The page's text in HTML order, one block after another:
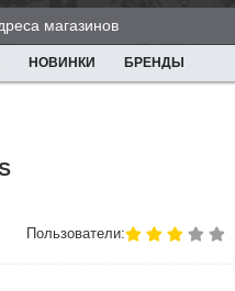
магазинов
НОВИНКИ БРЕНДЫ
Пользователи: